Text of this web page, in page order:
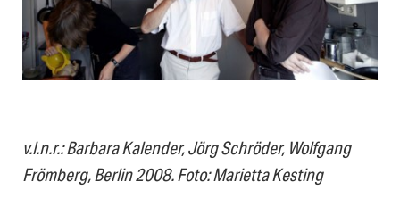
v.l.n.r.: Barbara Kalender, Jörg Schröder, Wolfgang
Frömberg, Berlin 2008. Foto: Marietta Kesting